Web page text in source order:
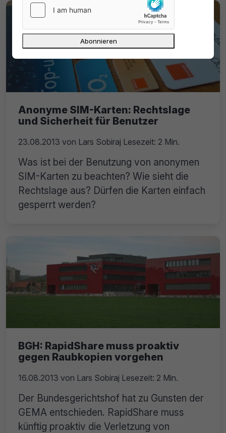
Anonyme SIM-Karten: Rechtslage
und Sicherheit für Benutzer
23.08.2013 von Lars Sobiraj Lesezeit: 2 Min.
Was ist bei der Benutzung von anonymen
SIM-Karten zu beachten? Wie sieht die
Rechtslage aus? Dürfen die Karten einfach
gesperrt werden?
BGH: RapidShare muss proaktiv
gegen Raubkopien vorgehen
16.08.2013 von Lars Sobiraj Lesezeit: 2 Min.
Der Bundesgerichtshof hat zu Gunsten der
GEMA entschieden. RapidShare muss
künftig proaktiv die Verletzung von